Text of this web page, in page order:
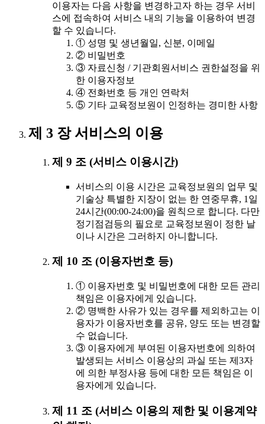
이용자는 다음 사항을 변경하고자 하는 경우 서비
스에 접속하여 서비스 내의 기능을 이용하여 변경
할 수 있습니다.
① 성명 및 생년월일, 신분, 이메일
② 비밀번호
③ 자료신청 / 기관회원서비스 권한설정을 위
한 이용자정보
④ 전화번호 등 개인 연락처
⑤ 기타 교육정보원이 인정하는 경미한 사항
제 3 장 서비스의 이용
제 9 조 (서비스 이용시간)
서비스의 이용 시간은 교육정보원의 업무 및
기술상 특별한 지장이 없는 한 연중무휴, 1일
24시간(00:00-24:00)을 원칙으로 합니다. 다만
정기점검등의 필요로 교육정보원이 정한 날
이나 시간은 그러하지 아니합니다.
제 10 조 (이용자번호 등)
① 이용자번호 및 비밀번호에 대한 모든 관리
책임은 이용자에게 있습니다.
② 명백한 사유가 있는 경우를 제외하고는 이
용자가 이용자번호를 공유, 양도 또는 변경할
수 없습니다.
③ 이용자에게 부여된 이용자번호에 의하여
발생되는 서비스 이용상의 과실 또는 제3자
에 의한 부정사용 등에 대한 모든 책임은 이
용자에게 있습니다.
제 11 조 (서비스 이용의 제한 및 이용계약